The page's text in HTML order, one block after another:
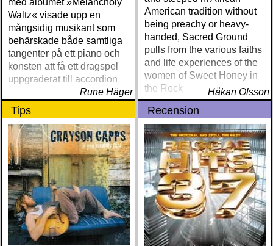
med albumet »Melancholy
Waltz« visade upp en
mångsidig musikant som
behärskade både samtliga
tangenter på ett piano och
konsten att få ett dragspel
uppgraderat till accordion
Rune Häger
American tradition without
being preachy or heavy-
handed, Sacred Ground
pulls from the various faiths
and life experiences of the
women of Sweet Honey in
the Rock
Håkan Olsson
Tips Recension